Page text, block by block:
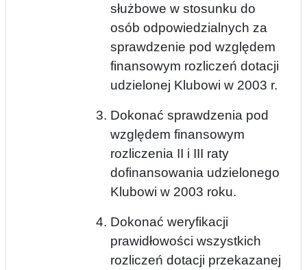
służbowe w stosunku do
osób odpowiedzialnych za
sprawdzenie pod względem
finansowym rozliczeń dotacji
udzielonej Klubowi w 2003 r.
Dokonać sprawdzenia pod
względem finansowym
rozliczenia II i III raty
dofinansowania udzielonego
Klubowi w 2003 roku.
Dokonać weryfikacji
prawidłowości wszystkich
rozliczeń dotacji przekazanej